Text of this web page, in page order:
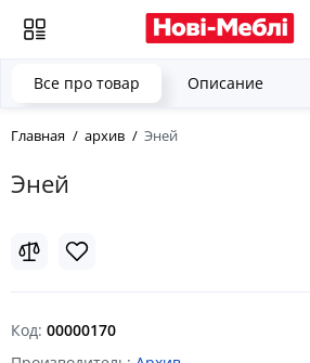
Главная архив Эней
Эней
Все про товар Описание
Код: 00000170